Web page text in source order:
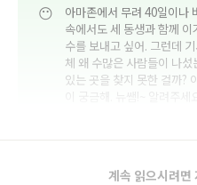
😶
아마존에서 무려 40일이나
속에서도 세 동생과 함께
수를 보내고 싶어. 그런데
체 왜 수많은 사람들이 나
있는 곳을 찾지 못한 걸까?
계속 읽으시려면